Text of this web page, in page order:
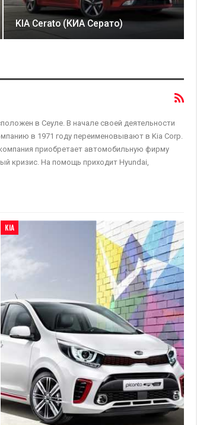
KIA Cerato (КИА Серато)
в Сеуле. В начале своей деятельности
в 1971 году переименовывают в Kia Corp.
приобретает автомобильную фирму
кризис. На помощь приходит Hyundai,
KIA